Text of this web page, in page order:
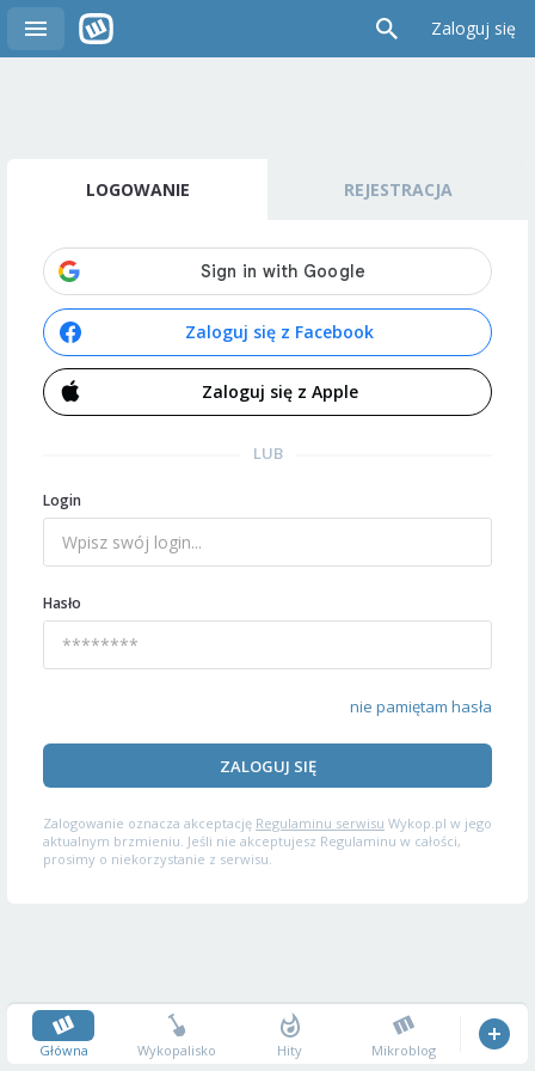
Zaloguj się
LOGOWANIE REJESTRACJA
Zaloguj się z Facebook
Zaloguj się z Apple
LUB
Login
Hasło
nie pamiętam hasła
ZALOGUJ SIĘ
Zalogowanie oznacza akceptację Regulaminu serwisu Wykop.pl w jego
aktualnym brzmieniu. Jeśli nie akceptujesz Regulaminu w całości,
prosimy o niekorzystanie z serwisu.
Główna Wykopalisko Hity Mikroblog